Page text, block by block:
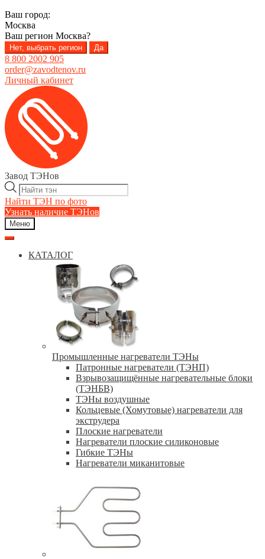
Ваш город:
Москва
Ваш регион Москва?
Нет, выбрать регион Да
8 800 2002 905
order@zavodtenov.ru
Личный кабинет
Перейти
навигации
Перейти
содержимому
Завод ТЭНов
Поиск
товаров
Найти ТЭН по фото
Узнать наличие ТЭНов
Меню
КАТАЛОГ
Промышленные нагреватели ТЭНы
Патронные нагреватели (ТЭНП)
Взрывозащищённые нагревательные блоки
(ТЭНБВ)
ТЭНы воздушные
Кольцевые (Хомутовые) нагреватели для
экструдера
Плоские нагреватели
Нагреватели плоские силиконовые
Гибкие ТЭНы
Нагреватели миканитовые